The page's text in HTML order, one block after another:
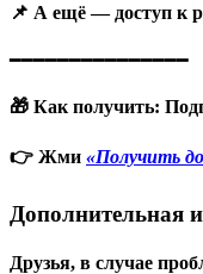
📌 А ещё — доступ к
━━━━━━━━━━━━━━━
🎁 Как получить:
👉 Жми «Получить
Дополнительная
Друзья, в случае